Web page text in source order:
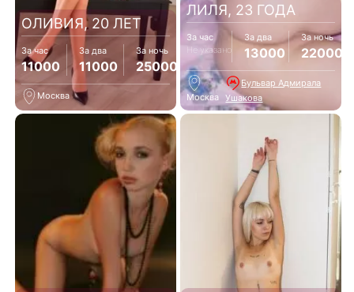
ОЛИВИЯ, 20 ЛЕТ
За час
11000
За два
11000
За ночь
25000
Москва
ЛИЛЯ, 23 ГОДА
За час
Не указано
За два
13000
За ночь
22000
Москва
Бульвар Адмирала
Ушакова